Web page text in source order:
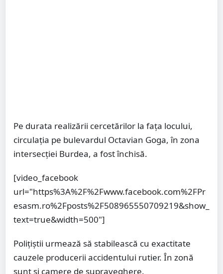
Pe durata realizării cercetărilor la fața locului,
circulația pe bulevardul Octavian Goga, în zona
intersecției Burdea, a fost închisă.
[video_facebook
url="https%3A%2F%2Fwww.facebook.com%2FPr
esasm.ro%2Fposts%2F508965550709219&show_
text=true&width=500"]
Polițiștii urmează să stabilească cu exactitate
cauzele producerii accidentului rutier. În zonă
sunt și camere de supraveghere.